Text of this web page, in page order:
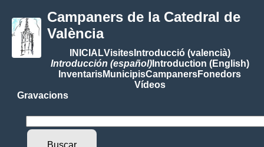
Campaners de la Catedral de
València
INICIALVisitesIntroducció (valencià)
Introducción (español)Introduction (English)
InventarisMunicipisCampanersFonedors
Vídeos
Gravacions